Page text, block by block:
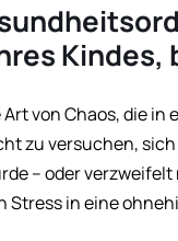
Kindes,
von Chaos, die
zu versuchen,
– oder
Stress in eine